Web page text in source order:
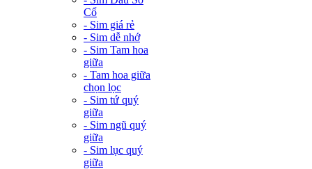
Cổ
- Sim giá rẻ
- Sim dễ nhớ
- Sim Tam hoa
giữa
- Tam hoa giữa
chọn lọc
- Sim tứ quý
giữa
- Sim ngũ quý
giữa
- Sim lục quý
giữa